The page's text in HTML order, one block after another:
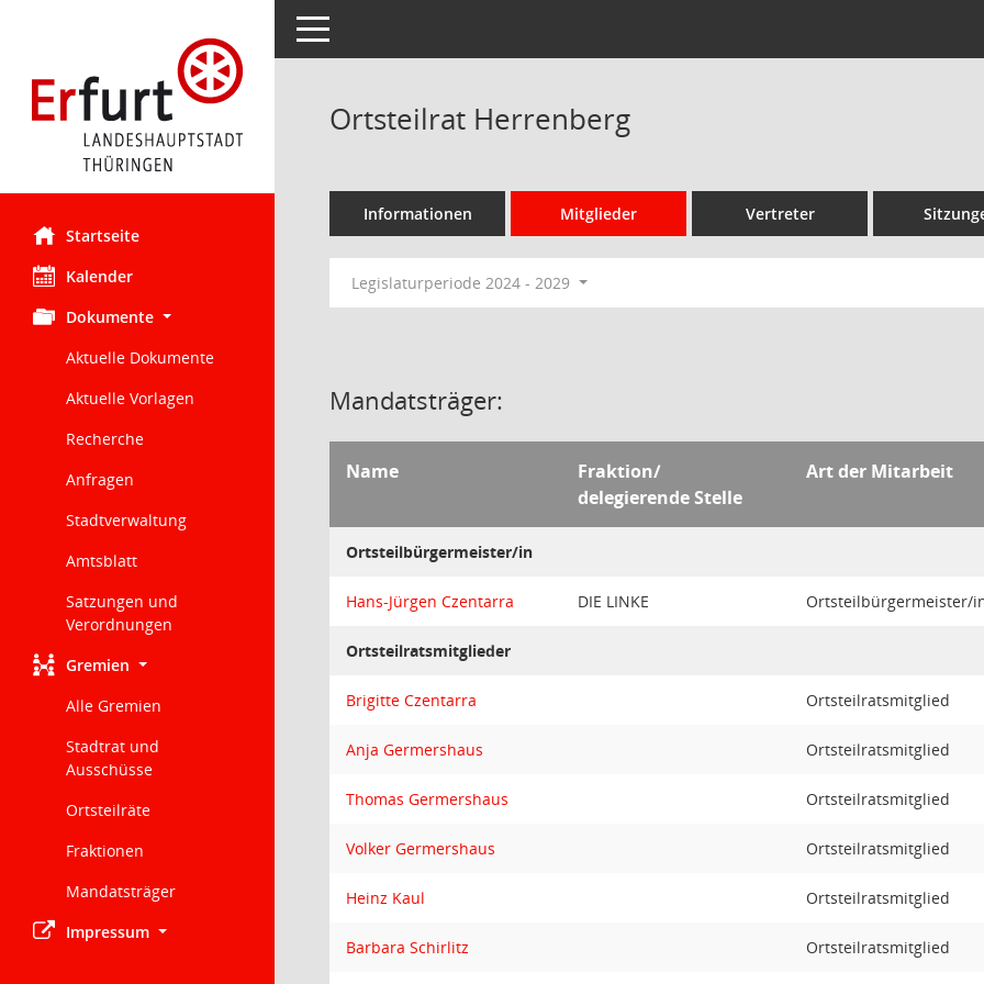
Startseite
Kalender
Dokumente
Aktuelle Dokumente
Aktuelle Vorlagen
Recherche
Anfragen
Stadtverwaltung
Amtsblatt
Satzungen und
Verordnungen
Gremien
Alle Gremien
Stadtrat und
Ausschüsse
Ortsteilräte
Fraktionen
Mandatsträger
Impressum
Toggle navigation
Ortsteilrat Herrenberg
Informationen Mitglieder Vertreter
Legislaturperiode 2024 - 2029
Mandatsträger:
Name
Fraktion/
delegierende Stelle
Art der Mitarbeit
Ortsteilbürgermeister/in
Hans-Jürgen Czentarra DIE LINKE Ortsteilbürgermeister/
Ortsteilratsmitglieder
Brigitte Czentarra Ortsteilratsmitglied
Anja Germershaus Ortsteilratsmitglied
Thomas Germershaus Ortsteilratsmitglied
Volker Germershaus Ortsteilratsmitglied
Heinz Kaul Ortsteilratsmitglied
Barbara Schirlitz Ortsteilratsmitglied